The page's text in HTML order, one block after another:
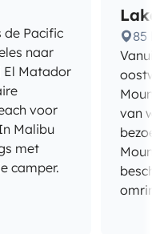
de Pacific
naar
El Matador
voor
Malibu
met
camper.
Lake
85
van